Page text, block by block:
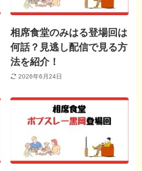
相席食堂のみはる登場回は
何話？見逃し配信で見る方
法を紹介！
2026年6月24日